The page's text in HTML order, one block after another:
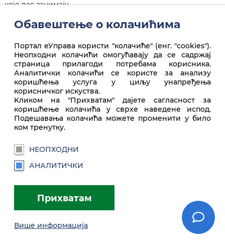
које вас занимају.
Врх стране
euprava.gov.rs
Услови коришћења
Обавештење о колачићима
Портал еУправа користи "колачиће" (енг. "cookies").
Неопходни колачићи омогућавају да се садржај
страница прилагоди потребама корисника.
Аналитички колачићи се користе за анализу
коришћења услуга у циљу унапређења
корисничког искуства.
Kликом на "Прихватам" дајете сагласност за
коришћење колачића у сврхе наведене испод.
Подешавања колачића можете променити у било
ком тренутку.
НЕОПХОДНИ
АНАЛИТИЧКИ
Прихватам
Више информација